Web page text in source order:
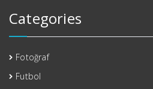
Categories
Fotoğraf
Futbol